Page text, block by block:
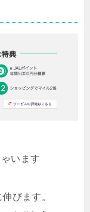
います
びます。